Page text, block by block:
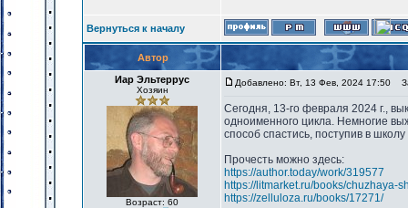
Вернуться к началу
Автор
Иар Эльтеррус
Хозяин
Возраст: 60
Добавлено: Вт, 13 Фев, 2024 17:50
Сегодня, 13-го февраля 2024 г.,
одноименного цикла. Немногие
способ спастись, поступив в
Прочесть можно здесь:
https://author.today/work/319577
https://litmarket.ru/books/chuzhaya-
https://zelluloza.ru/books/17271/